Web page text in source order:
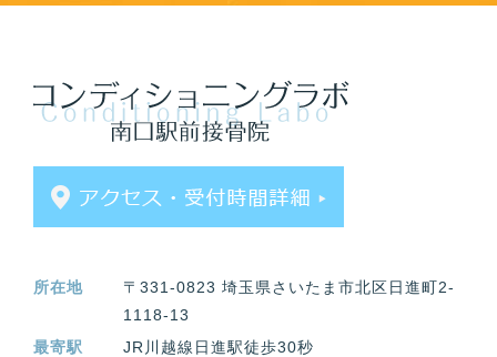
所在地
〒331-0823 埼玉県さいたま市北区日進町2-
1118-13
最寄駅
JR川越線日進駅徒歩30秒